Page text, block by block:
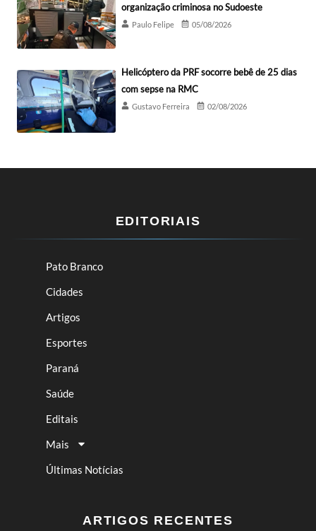
organização criminosa no Sudoeste
Paulo Felipe 05/08/2026
Helicóptero da PRF socorre bebê de 25 dias
com sepse na RMC
Gustavo Ferreira 02/08/2026
EDITORIAIS
Pato Branco
Cidades
Artigos
Esportes
Paraná
Saúde
Editais
Mais
Últimas Notícias
ARTIGOS RECENTES